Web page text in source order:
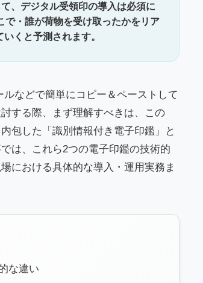
、デジタル受領印の導入は必須に
で・誰が荷物を受け取ったかをリア
くと予測されます。
などで簡単にコピー＆ペーストして
する際、まず理解すべきは、この
包した「識別情報付き電子印鑑」と
は、これら2つの電子印鑑の技術的
における具体的な導入・運用実務ま
な違い